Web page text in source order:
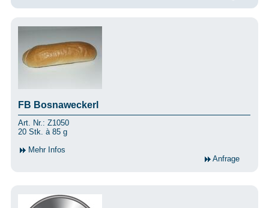
FB Bosnaweckerl
Art. Nr.: Z1050
20 Stk. à 85 g
Mehr Infos
Anfrage